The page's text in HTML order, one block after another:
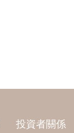
投資者關係